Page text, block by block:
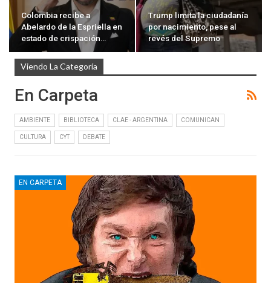
Colombia recibe a
Abelardo de la Espriella en
estado de crispación…
Trump limita la ciudadanía
por nacimiento, pese al
revés del Supremo
Viendo La Categoría
En Carpeta
AMBIENTE BIBLIOTECA CLAE - ARGENTINA COMUNICAN
CULTURA CYT DEBATE
EN CARPETA